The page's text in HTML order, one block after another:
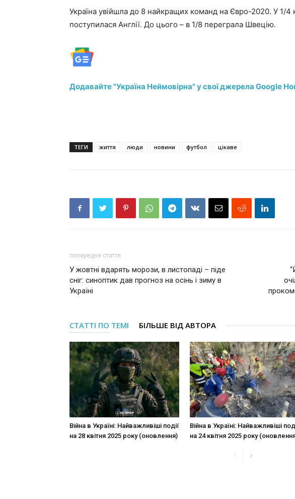
Україна увійшла до 8 найкращих команд на Євро-2020. У 1/
поступилася Англії. До цього – в 1/8 переграла Швецію.
Додавайте "Україна Неймовірна" у свої джерела Google
ТЕГИ життя люди новини футбол цікаве
попередня стаття
У жовтні вдарять морози, в листопаді – піде
сніг: синоптик дав прогноз на осінь і зиму в
Україні
СТАТТІ ПО ТЕМІ БІЛЬШЕ ВІД АВТОРА
Війна в Україні: Найважливіші події
на 28 квітня 2025 року (оновлення)
Війна в Україні: Найважливіші
на 24 квітня 2025 року